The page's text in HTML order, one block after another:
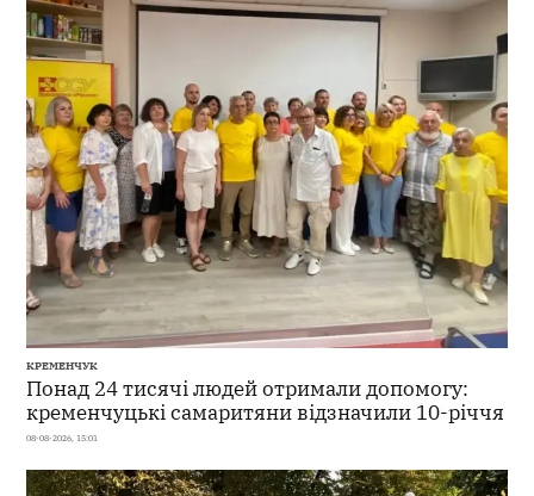
КРЕМЕНЧУК
Понад 24 тисячі людей отримали допомогу:
кременчуцькі самаритяни відзначили 10-річчя
08-08-2026, 15:01